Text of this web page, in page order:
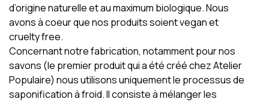
d’origine naturelle et au maximum biologique. Nous
avons à coeur que nos produits soient vegan et
cruelty free.
Concernant notre fabrication, notamment pour nos
savons (le premier produit qui a été créé chez Atelier
Populaire) nous utilisons uniquement le processus de
saponification à froid. Il consiste à mélanger les